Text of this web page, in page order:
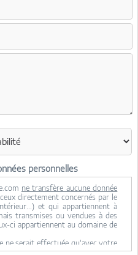
personnelles
ne transfère aucune donnée
directement concernés par le
et qui appartiennent à
transmises ou vendues à des
ci appartiennent au domaine de
ne serait effectuée qu'avec votre